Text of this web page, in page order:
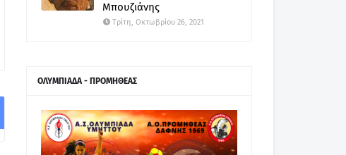
Μπουζιάνης
Τρίτη, Οκτωβρίου 26, 2021
ΟΛΥΜΠΙΑΔΑ - ΠΡΟΜΗΘΕΑΣ